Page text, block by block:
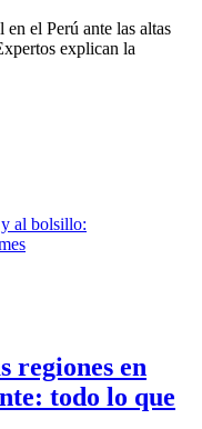
el Perú ante las altas
explican la
regiones en
todo lo que